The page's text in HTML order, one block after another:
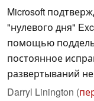
Microsoft
"нулевого дня"
помощью
постоянное
развертываний
Darryl Linington (